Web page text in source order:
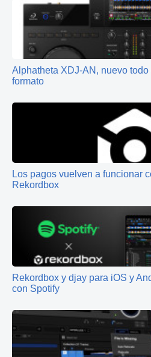
Alphatheta XDJ-AN, nuevo
formato
Los pagos vuelven a funcionar
Rekordbox
Rekordbox y djay para iOS y
con Spotify